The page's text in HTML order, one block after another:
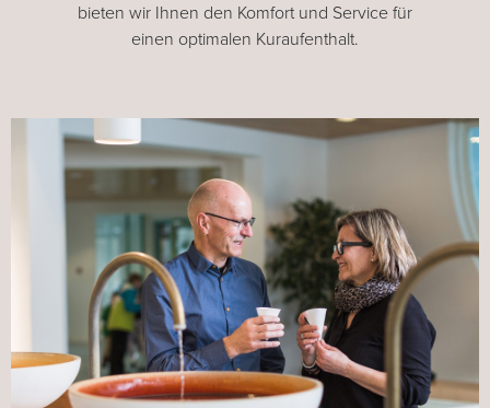
bieten wir Ihnen den Komfort und Service für
einen optimalen Kuraufenthalt.